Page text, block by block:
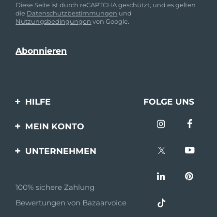
Diese Seite ist durch reCAPTCHA geschützt, und es gelten
die Datenschutzbestimmungen und
Nutzungsbedingungen von Google.
HILFE
Kontaktiere uns
FOLGE UNS
MEIN KONTO
UNTERNEHMEN
Partnerprogramm
Partner Nachrichten
100% sichere Zahlung
Bewertungen von Bazaarvoice